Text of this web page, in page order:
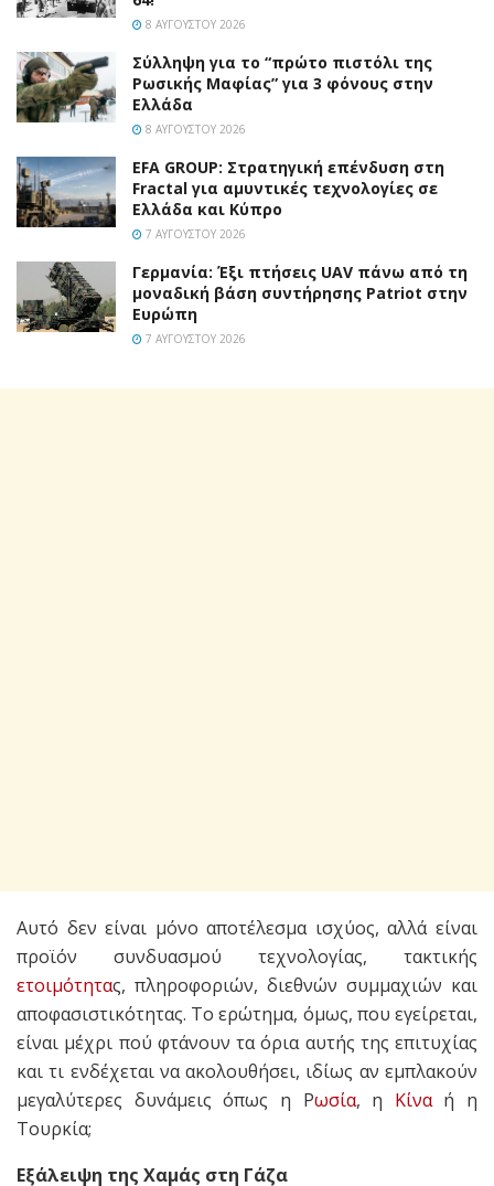
8 ΑΥΓΟΎΣΤΟΥ 2026
Σύλληψη για το “πρώτο πιστόλι της
Ρωσικής Μαφίας” για 3 φόνους στην
Ελλάδα
8 ΑΥΓΟΎΣΤΟΥ 2026
EFA GROUP: Στρατηγική επένδυση στη
Fractal για αμυντικές τεχνολογίες σε
Ελλάδα και Κύπρο
7 ΑΥΓΟΎΣΤΟΥ 2026
Γερμανία: Έξι πτήσεις UAV πάνω από τη
μοναδική βάση συντήρησης Patriot στην
Ευρώπη
7 ΑΥΓΟΎΣΤΟΥ 2026
Αυτό δεν είναι μόνο αποτέλεσμα ισχύος, αλλά είναι
προϊόν συνδυασμού τεχνολογίας, τακτικής
ετοιμότητας, πληροφοριών, διεθνών συμμαχιών και
αποφασιστικότητας. Το ερώτημα, όμως, που εγείρεται,
είναι μέχρι πού φτάνουν τα όρια αυτής της επιτυχίας
και τι ενδέχεται να ακολουθήσει, ιδίως αν εμπλακούν
μεγαλύτερες δυνάμεις όπως η Ρωσία, η Κίναή η
Τουρκία;
Εξάλειψη της Χαμάς στη Γάζα